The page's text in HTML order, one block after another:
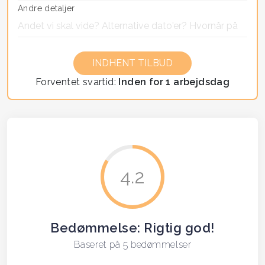
Andre detaljer
ignoreForventet svartid: Inden for 1 arbejdsdag
4.2
Bedømmelse: Rigtig god!
Baseret på 5 bedømmelser